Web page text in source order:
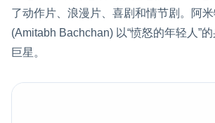
了动作片、浪漫片、喜剧和情节剧。阿米
(Amitabh Bachchan) 以“愤怒的年轻人”
巨星。